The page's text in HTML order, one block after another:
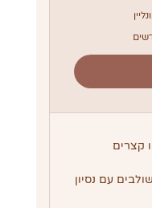
עם נסיון